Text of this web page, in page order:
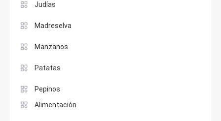
Judías
Madreselva
Manzanos
Patatas
Pepinos
Alimentación